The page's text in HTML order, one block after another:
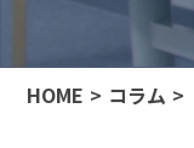
HOME コラム